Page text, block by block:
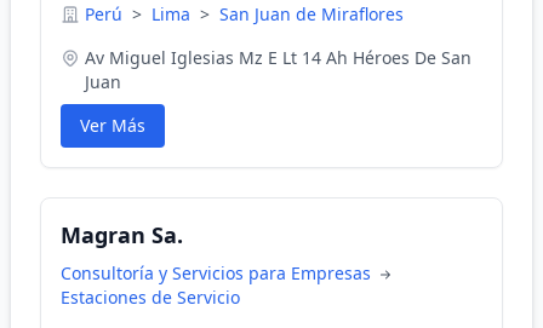
Perú > Lima > San Juan de Miraflores
Av Miguel Iglesias Mz E Lt 14 Ah Héroes De San
Juan
Ver Más
Magran Sa.
Consultoría y Servicios para Empresas
Estaciones de Servicio